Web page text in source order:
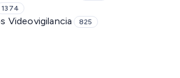
1374
Videovigilancia 825